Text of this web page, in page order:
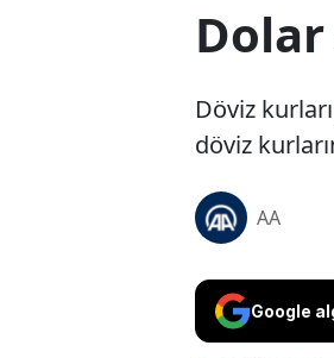
Dolar
Döviz
döviz
AA
Google